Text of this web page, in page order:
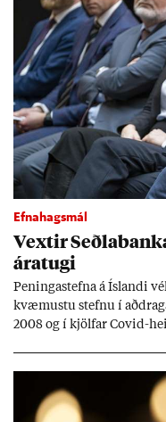
Efnahagsmál
Vext­ir
ára­tugi
Pen­inga­stefna á Ís­landi
kvæm­ustu stefnu í
2008 og í kjöl­far Covid-